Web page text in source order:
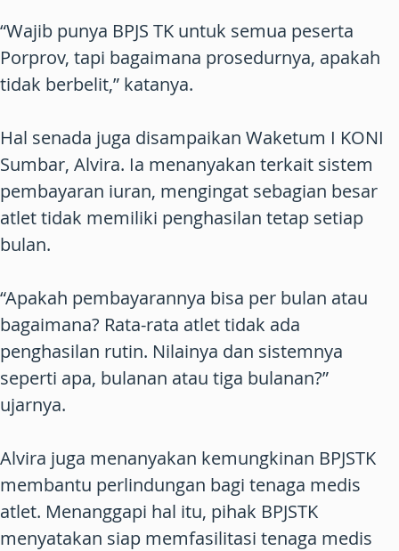
“Wajib punya BPJS TK untuk semua peserta
Porprov, tapi bagaimana prosedurnya, apakah
tidak berbelit,” katanya.
Hal senada juga disampaikan Waketum I KONI
Sumbar, Alvira. Ia menanyakan terkait sistem
pembayaran iuran, mengingat sebagian besar
atlet tidak memiliki penghasilan tetap setiap
bulan.
“Apakah pembayarannya bisa per bulan atau
bagaimana? Rata-rata atlet tidak ada
penghasilan rutin. Nilainya dan sistemnya
seperti apa, bulanan atau tiga bulanan?”
ujarnya.
Alvira juga menanyakan kemungkinan BPJSTK
membantu perlindungan bagi tenaga medis
atlet. Menanggapi hal itu, pihak BPJSTK
menyatakan siap memfasilitasi tenaga medis